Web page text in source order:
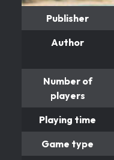
Publisher
Author
Number of
players
Playing time
Game type